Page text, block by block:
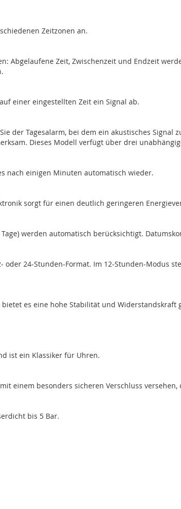
Zeitzonen an.
Abgelaufene Zeit, Zwischenzeit und Endzeit
einer eingestellten Zeit ein Signal ab.
der Tagesalarm, bei dem ein akustisches
Dieses Modell verfügt über drei
nach einigen Minuten automatisch wieder.
sorgt für einen deutlich geringeren
werden automatisch berücksichtigt.
24-Stunden-Format. Im 12-Stunden-Modus
es eine hohe Stabilität und Widerstandskraft
ist ein Klassiker für Uhren.
einem besonders sicheren Verschluss
bis 5 Bar.